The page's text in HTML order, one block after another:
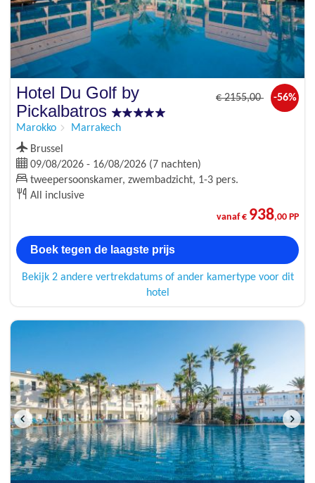
Hotel Du Golf by
Pickalbatros
Marokko Marrakech
€2155,00 -56%
Brussel
09/08/2026 - 16/08/2026 (7 nachten)
tweepersoonskamer, zwembadzicht, 1-3 pers.
All inclusive
vanaf € 938,00 PP
Boek tegen de laagste prijs
Bekijk 2 andere vertrekdatums of ander kamertype voor dit
hotel